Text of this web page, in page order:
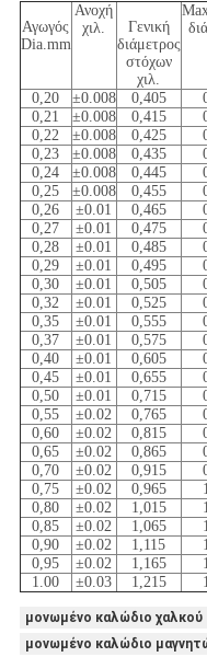
Αγωγός
Dia.mm
Ανοχή
χιλ.
Γενική
διάμετρος
στόχων
χιλ.
0,20 ±0.008 0,405
0,21
±0.008 0,415
0,22
±0.008 0,425
0,23
±0.008 0,435
0,24
±0.008 0,445
0,25
±0.008 0,455
0,26
±0.01 0,465
0,27
±0.01 0,475
0,28
±0.01 0,485
0,29
±0.01 0,495
0,30
±0.01 0,505
0,32
±0.01 0,525
0,35
±0.01 0,555
0,37
±0.01 0,575
0,40
±0.01 0,605
0,45
±0.01 0,655
0,50
±0.01 0,715
0,55
±0.02 0,765
0,60
±0.02 0,815
0,65
±0.02 0,865
0,70
±0.02 0,915
0,75
±0.02 0,965
0,80
±0.02 1,015
0,85
±0.02 1,065
0,90
±0.02 1,115
0,95
±0.02 1,165
1.00
±0.03 1,215
μονωμένο καλώδιο χαλκού
μονωμένο καλώδιο